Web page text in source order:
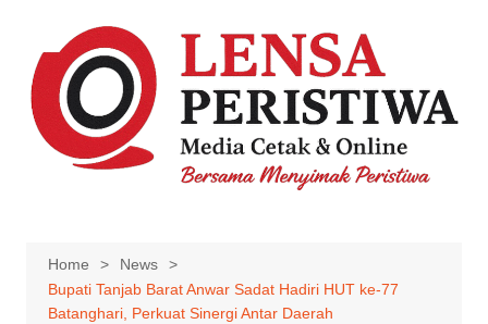
content
Home
News
Bupati Tanjab Barat Anwar Sadat Hadiri HUT ke-77
Batanghari, Perkuat Sinergi Antar Daerah